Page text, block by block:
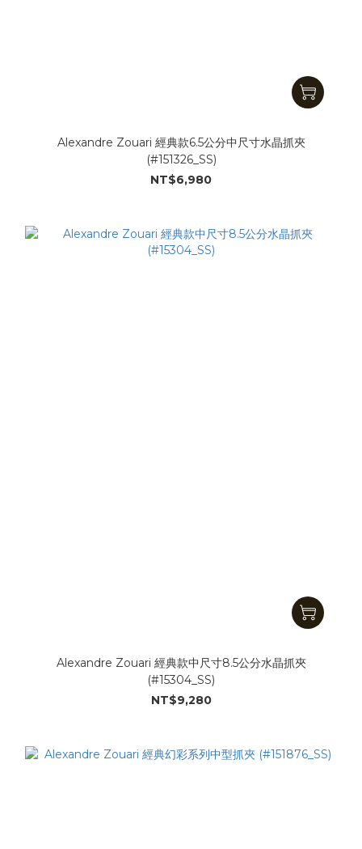
Alexandre Zouari 經典款6.5公分中尺寸水晶抓夾
(#151326_SS)
NT$6,980
Alexandre Zouari 經典款中尺寸8.5公分水晶抓夾
(#15304_SS)
NT$9,280